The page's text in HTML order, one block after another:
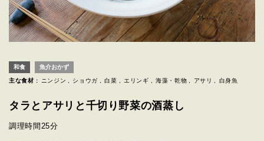
和食 魚介おかず
主な食材 : ニンジン ショウガ 白菜 エリンギ 海藻・乾物 アサリ 白身魚
タラとアサリと千切り野菜の酒蒸し
調理時間 25分